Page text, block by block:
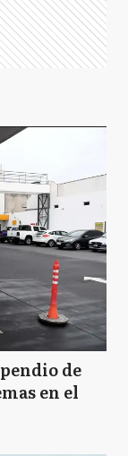
de
en el